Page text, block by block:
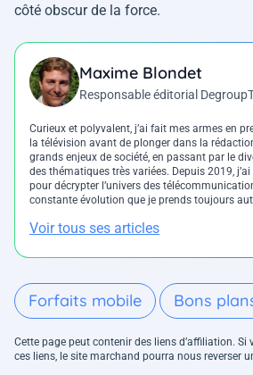
côté obscur de la force.
Maxime Blondet
Responsable éditorial
Curieux et polyvalent, j’ai fait mes armes en
la télévision avant de plonger dans la
grands enjeux de société, en passant par le
des thématiques très variées. Depuis 2019,
pour décrypter l’univers des
constante évolution que je prends toujours
Voir tous ses articles
Forfaits mobile Bons
Cette page peut contenir des liens d’affiliation. Si
ces liens, le site marchand pourra nous reverser